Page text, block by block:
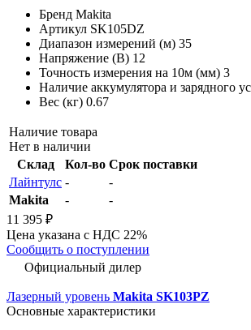
Бренд Makita
Артикул SK105DZ
Диапазон измерений (м) 35
Напряжение (В) 12
Точность измерения на 10м (мм) 3
Наличие аккумулятора и зарядного
Вес (кг) 0.67
Наличие товара
Нет в наличии
Склад
Кол-во Срок поставки
Лайнтулс -
-
Makita
-
-
11 395 ₽
Цена указана с НДС 22%
Сообщить о поступлении
Официальный дилер
Лазерный уровень Makita SK103PZ
Основные характеристики